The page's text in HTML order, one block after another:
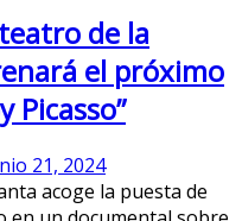
de la
el próximo
Picasso”
21, 2024
acoge la puesta de